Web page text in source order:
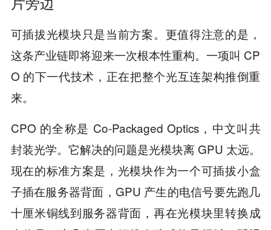
可插拔光模块只是当前方案。更值得注意的是，
这条产业链即将迎来一次根本性重构。一项叫 CP
O 的下一代技术，正在把整个光互连架构推倒重
来。
CPO 的全称是 Co-Packaged Optics，中文叫共
封装光学。它解决的问题是光模块离 GPU 太远。
现在的标准方案是，光模块作为一个可插拔小盒
子插在服务器背面，GPU 产生的电信号要先跑几
十厘米铜线到服务器背面，再在光模块里转换成